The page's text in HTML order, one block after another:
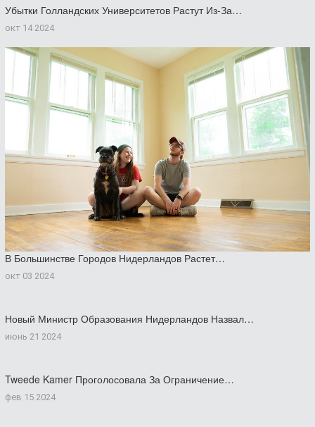
Убытки Голландских Университетов Растут Из-За…
окт 14 2024
В Большинстве Городов Нидерландов Растет…
окт 03 2024
Новый Министр Образования Нидерландов Назвал…
июнь 21 2024
Tweede Kamer Проголосовала За Ограничение…
фев 15 2024